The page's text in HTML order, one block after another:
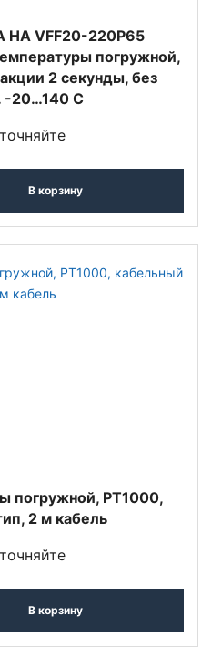
VFF20-220P65
погружной,
2 секунды, без
-20…140 С
В корзину
погружной, PT1000,
2 м кабель
В корзину